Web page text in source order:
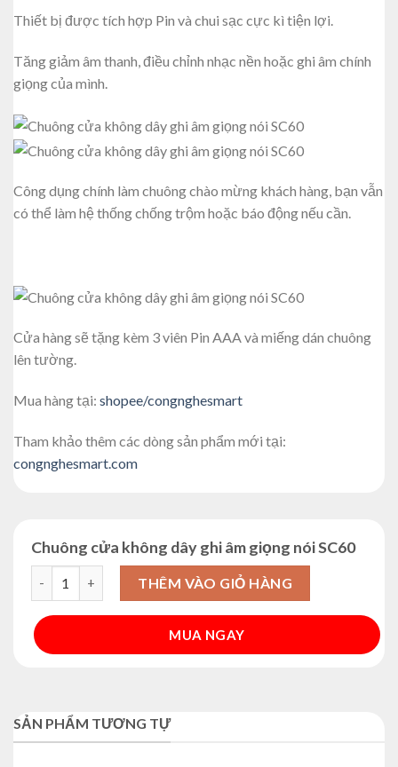
Thiết bị được tích hợp Pin và chui sạc cực kì tiện lợi.
Tăng giảm âm thanh, điều chỉnh nhạc nền hoặc ghi âm chính
giọng của mình.
Công dụng chính làm chuông chào mừng khách hàng, bạn vẫn
có thể làm hệ thống chống trộm hoặc báo động nếu cần.
Cửa hàng sẽ tặng kèm 3 viên Pin AAA và miếng dán chuông
lên tường.
Mua hàng tại: shopee/congnghesmart
Tham khảo thêm các dòng sản phẩm mới tại:
congnghesmart.com
Chuông cửa không dây ghi âm giọng nói SC60
Chuông cửa không dây ghi âm giọng nói SC60 số lượng
THÊM VÀO GIỎ HÀNG
MUA NGAY
SẢN PHẨM TƯƠNG TỰ